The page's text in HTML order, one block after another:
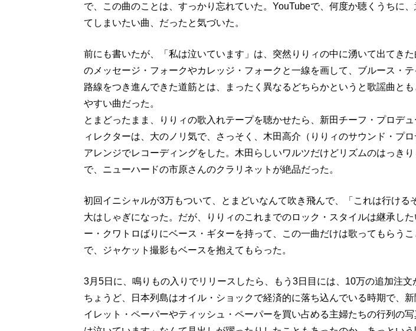
で、この曲のことは、すっかり忘れていた。YouTubeで、何度か聴くうちに
てしまいたい曲、だったと気づいた。
前にも書いたが、「私は泣いています」は、突然りりィの中に湧いて出てき
のメッセージ・フォークやカレッジ・フォークと一線を画して、ブルース・
路線をつき進んできた道筋とは、まったく異なるどちらかというと歌謡曲とも
やすい曲だった。
とまどったまま、りりィの歌入れテープを聴かせたら、新田チーフ・プロデ
ィレクターは、大のノリ気で、さっそく、木田高介（りりィのサウンド・プ
アレンジでレコーディングをした。木田らしいワルツだけどリズムのはっき
で、ニューハードの市原さんのクラリネットが絶品だった。
初回イニシャルが3万もついて、とまどいなんて吹き飛んで、「これは行ける
大はしゃぎになった。だが、りりィのこれまでのロック・スタイルは継承し
ー・クワトロばりにベース・ギターを持って、この一曲だけは歌ってもらう
で、ジャケット撮影もベースを抱えてもらった。
3月5日に、鳴りもの入りでリリースしたら、もう3日目には、10万の追加注文
ちょうど、日本列島はオイル・ショックで経済的に落ち込んでいる時期で、新
イレット・ペーパーやティッシュ・ペーパーを買い占める主婦たちの行列の